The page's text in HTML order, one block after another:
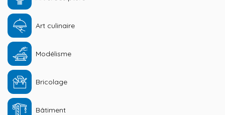
Art culinaire
Modélisme
Bricolage
Bâtiment